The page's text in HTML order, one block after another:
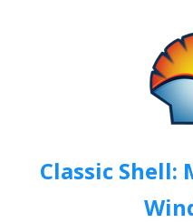
Classic Shell: